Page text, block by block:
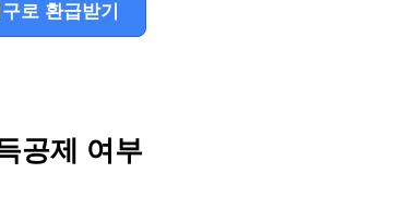
로 환급받기
공제 여부